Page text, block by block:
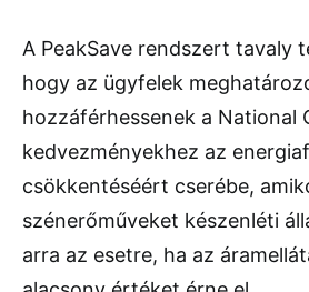
A PeakSave rendszert tavaly
hogy az ügyfelek
hozzáférhessenek a National
kedvezményekhez az
csökkentéséért cserébe,
szénerőműveket készenléti
arra az esetre, ha az